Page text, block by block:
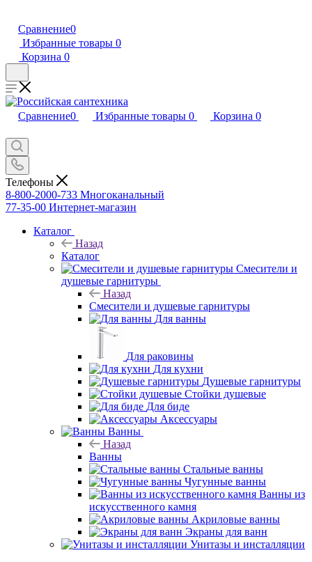
Сравнение0
Избранные товары 0
Корзина 0
Сравнение0 Избранные товары 0 Корзина 0
Телефоны
8-800-2000-733 Многоканальный
77-35-00 Интернет-магазин
Каталог
Назад
Каталог
Смесители и
душевые гарнитуры
Назад
Смесители и душевые гарнитуры
Для ванны
Для раковины
Для кухни
Душевые гарнитуры
Стойки душевые
Для биде
Аксессуары
Ванны
Назад
Ванны
Стальные ванны
Чугунные ванны
Ванны из
искусственного камня
Акриловые ванны
Экраны для ванн
Унитазы и инсталляции